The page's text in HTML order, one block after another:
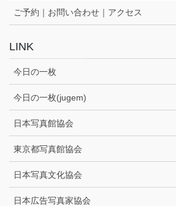
ご予約｜お問い合わせ｜アクセス
LINK
今日の一枚
今日の一枚(jugem)
日本写真館協会
東京都写真館協会
日本写真文化協会
日本広告写真家協会